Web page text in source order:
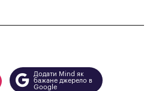
Додати Mind як
бажане джерело в
Google